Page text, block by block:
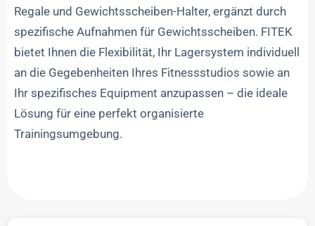
Regale und Gewichtsscheiben-Halter, ergänzt durch
spezifische Aufnahmen für Gewichtsscheiben. FITEK
bietet Ihnen die Flexibilität, Ihr Lagersystem individuell
an die Gegebenheiten Ihres Fitnessstudios sowie an
Ihr spezifisches Equipment anzupassen – die ideale
Lösung für eine perfekt organisierte
Trainingsumgebung.